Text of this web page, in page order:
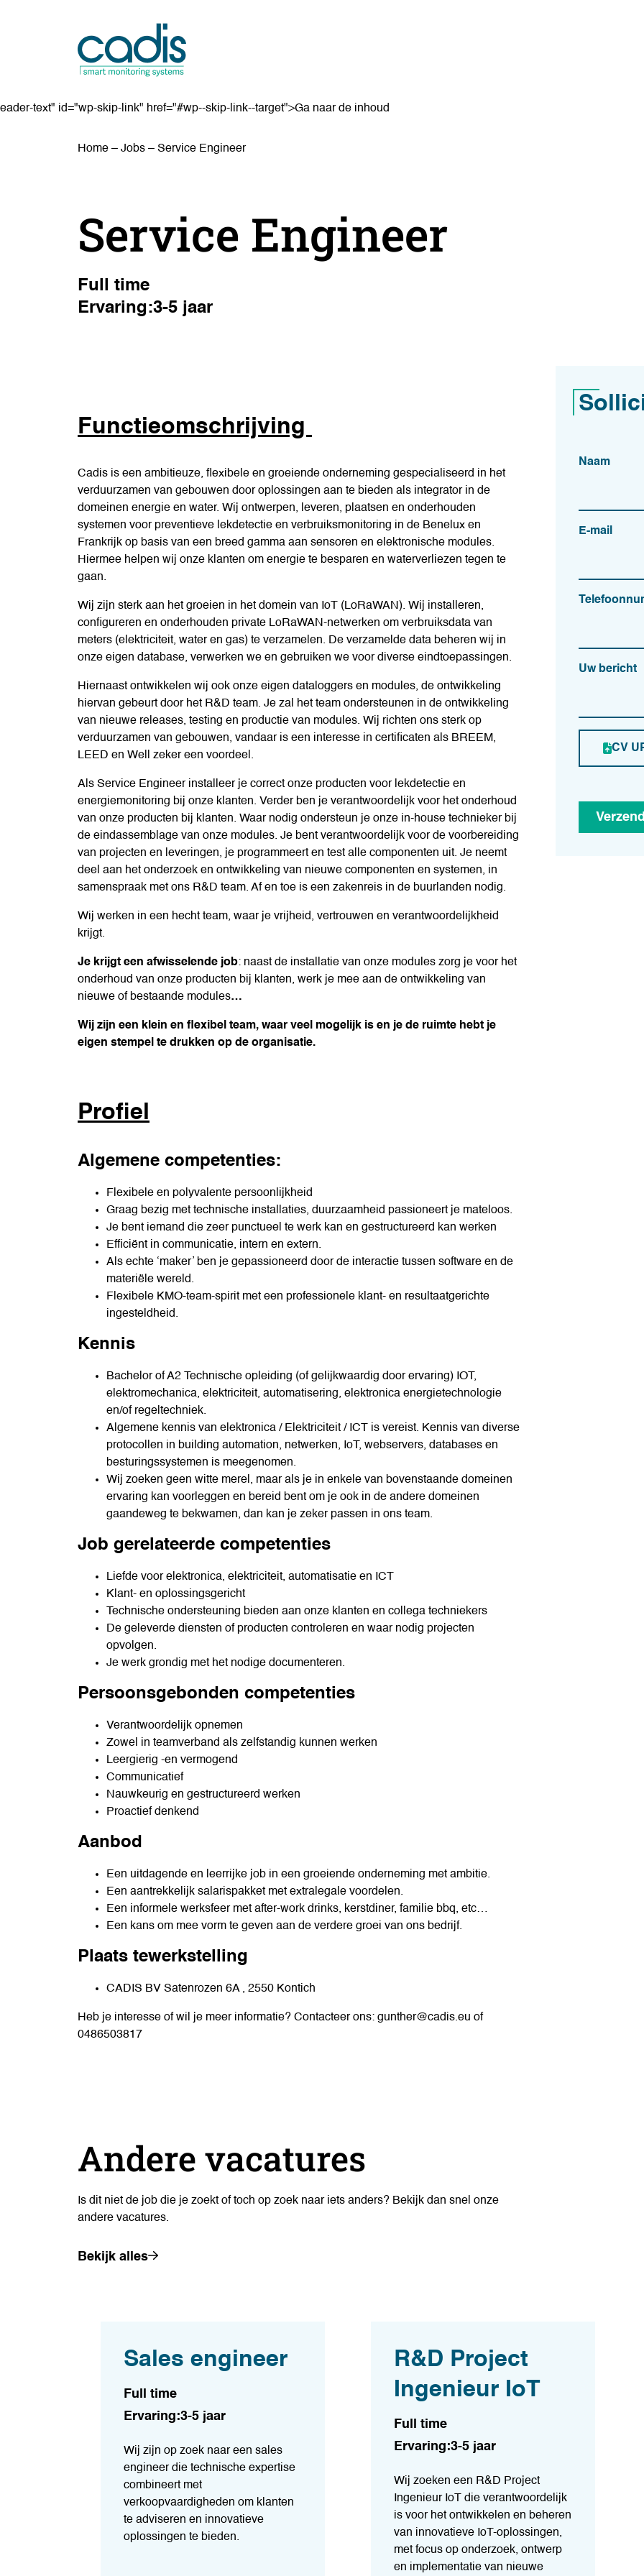
eader-text" id="wp-skip-link" href="#wp--skip-link--target">Ga naar de inhoud
Home – Jobs – Service Engineer
Service Engineer
Full time
Ervaring:3-5 jaar
Functieomschrijving
Cadis is een ambitieuze, flexibele en groeiende onderneming gespecialiseerd in het
verduurzamen van gebouwen door oplossingen aan te bieden als integrator in de
domeinen energie en water. Wij ontwerpen, leveren, plaatsen en onderhouden
systemen voor preventieve lekdetectie en verbruiksmonitoring in de Benelux en
Frankrijk op basis van een breed gamma aan sensoren en elektronische modules.
Hiermee helpen wij onze klanten om energie te besparen en waterverliezen tegen te
gaan.
Wij zijn sterk aan het groeien in het domein van IoT (LoRaWAN). Wij installeren,
configureren en onderhouden private LoRaWAN-netwerken om verbruiksdata van
meters (elektriciteit, water en gas) te verzamelen. De verzamelde data beheren wij in
onze eigen database, verwerken we en gebruiken we voor diverse eindtoepassingen.
Hiernaast ontwikkelen wij ook onze eigen dataloggers en modules, de ontwikkeling
hiervan gebeurt door het R&D team. Je zal het team ondersteunen in de ontwikkeling
van nieuwe releases, testing en productie van modules. Wij richten ons sterk op
verduurzamen van gebouwen, vandaar is een interesse in certificaten als BREEM,
LEED en Well zeker een voordeel.
Als Service Engineer installeer je correct onze producten voor lekdetectie en
energiemonitoring bij onze klanten. Verder ben je verantwoordelijk voor het onderhoud
van onze producten bij klanten. Waar nodig ondersteun je onze in-house technieker bij
de eindassemblage van onze modules. Je bent verantwoordelijk voor de voorbereiding
van projecten en leveringen, je programmeert en test alle componenten uit. Je neemt
deel aan het onderzoek en ontwikkeling van nieuwe componenten en systemen, in
samenspraak met ons R&D team. Af en toe is een zakenreis in de buurlanden nodig.
Wij werken in een hecht team, waar je vrijheid, vertrouwen en verantwoordelijkheid
krijgt.
Je krijgt een afwisselende job: naast de installatie van onze modules zorg je voor het
onderhoud van onze producten bij klanten, werk je mee aan de ontwikkeling van
nieuwe of bestaande modules…
Wij zijn een klein en flexibel team, waar veel mogelijk is en je de ruimte hebt je
eigen stempel te drukken op de organisatie.
Profiel
Algemene competenties:
Flexibele en polyvalente persoonlijkheid
Graag bezig met technische installaties, duurzaamheid passioneert je mateloos.
Je bent iemand die zeer punctueel te werk kan en gestructureerd kan werken
Efficiënt in communicatie, intern en extern.
Als echte ‘maker’ ben je gepassioneerd door de interactie tussen software en de
materiële wereld.
Flexibele KMO-team-spirit met een professionele klant- en resultaatgerichte
ingesteldheid.
Kennis
Bachelor of A2 Technische opleiding (of gelijkwaardig door ervaring) IOT,
elektromechanica, elektriciteit, automatisering, elektronica energietechnologie
en/of regeltechniek.
Algemene kennis van elektronica / Elektriciteit / ICT is vereist. Kennis van diverse
protocollen in building automation, netwerken, IoT, webservers, databases en
besturingssystemen is meegenomen.
Wij zoeken geen witte merel, maar als je in enkele van bovenstaande domeinen
ervaring kan voorleggen en bereid bent om je ook in de andere domeinen
gaandeweg te bekwamen, dan kan je zeker passen in ons team.
Job gerelateerde competenties
Liefde voor elektronica, elektriciteit, automatisatie en ICT
Klant- en oplossingsgericht
Technische ondersteuning bieden aan onze klanten en collega techniekers
De geleverde diensten of producten controleren en waar nodig projecten
opvolgen.
Je werk grondig met het nodige documenteren.
Persoonsgebonden competenties
Verantwoordelijk opnemen
Zowel in teamverband als zelfstandig kunnen werken
Leergierig -en vermogend
Communicatief
Nauwkeurig en gestructureerd werken
Proactief denkend
Aanbod
Een uitdagende en leerrijke job in een groeiende onderneming met ambitie.
Een aantrekkelijk salarispakket met extralegale voordelen.
Een informele werksfeer met after-work drinks, kerstdiner, familie bbq, etc…
Een kans om mee vorm te geven aan de verdere groei van ons bedrijf.
Plaats tewerkstelling
CADIS BV Satenrozen 6A , 2550 Kontich
Heb je interesse of wil je meer informatie? Contacteer ons: gunther@cadis.eu of
0486503817
Naam
E-mail
Uw bericht
CV
Andere vacatures
Is dit niet de job die je zoekt of toch op zoek naar iets anders? Bekijk dan snel onze
andere vacatures.
Bekijk alles
Sales engineer
Full time
Ervaring:3-5 jaar
Wij zijn op zoek naar een sales
engineer die technische expertise
combineert met
verkoopvaardigheden om klanten
te adviseren en innovatieve
oplossingen te bieden.
R&D Project
Ingenieur IoT
Full time
Ervaring:3-5 jaar
Wij zoeken een R&D Project
Ingenieur IoT die verantwoordelijk
is voor het ontwikkelen en beheren
van innovatieve IoT-oplossingen,
met focus op onderzoek, ontwerp
en implementatie van nieuwe